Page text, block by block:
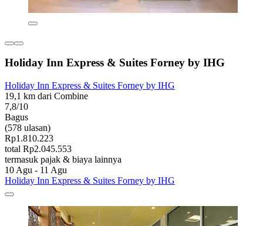
Holiday Inn Express & Suites Forney by IHG
Holiday Inn Express & Suites Forney by IHG
19,1 km dari Combine
7,8/10
Bagus
(578 ulasan)
Rp1.810.223
total Rp2.045.553
termasuk pajak & biaya lainnya
10 Agu - 11 Agu
Holiday Inn Express & Suites Forney by IHG